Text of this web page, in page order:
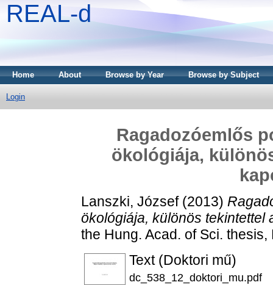
REAL-d
Home About Browse by Year Browse by Subject
Login
Ragadozóemlős
ökológiája,
Lanszki, József(2013)
ökológiája, különös tekintettel
the Hung. Acad. of Sci.
Text (Doktori mű)
dc_538_12_doktori_mu.pdf